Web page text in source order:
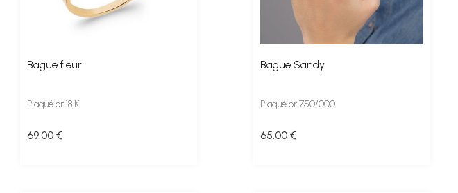
Bague fleur
Plaqué or 18 K
69.00 €
Bague Sandy
Plaqué or 750/000
65.00 €